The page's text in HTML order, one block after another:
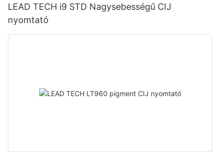
LEAD TECH i9 STD Nagysebességű CIJ
nyomtató